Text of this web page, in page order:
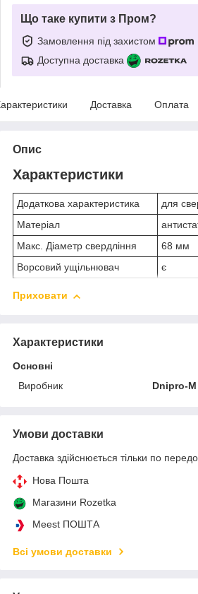
Що таке купити з Пром?
Замовлення під захистом
Доступна доставка
Доставка Оплата
Опис
Характеристики
Додаткова характеристика
для
Матеріал
Макс. Діаметр свердління
68 мм
Ворсовий ущільнювач
є
Приховати
Характеристики
Основні
Виробник
Dnipro-M
Умови доставки
Доставка здійснюється тільки по
Нова Пошта
Магазини Rozetka
Meest ПОШТА
Всі умови доставки